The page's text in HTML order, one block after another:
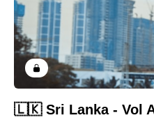
🇱🇰 Sri Lanka - Vol